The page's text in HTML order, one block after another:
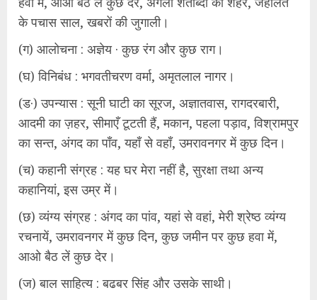
के पचास साल, खबरों की जुगाली।
(ग) आलोचना : अज्ञेय · कुछ रंग और कुछ राग।
(घ) विनिबंध : भगवतीचरण वर्मा, अमृतलाल नागर।
(ड·) उपन्यास : सूनी घाटी का सूरज, अज्ञातवास, रागदरबारी,
आदमी का ज़हर, सीमाएँ टूटती हैं, मकान, पहला पड़ाव, विश्रामपुर
का सन्त, अंगद का पाँव, यहाँ से वहाँ, उमरावनगर में कुछ दिन।
(च) कहानी संग्रह : यह घर मेरा नहीं है, सुरक्षा तथा अन्य
कहानियां, इस उम्र में।
(छ) व्यंग्य संग्रह : अंगद का पांव, यहां से वहां, मेरी श्रेष्ठ व्यंग्य
रचनायें, उमरावनगर में कुछ दिन, कुछ जमीन पर कुछ हवा में,
आओ बैठ लें कुछ देर।
(ज) बाल साहित्य : बढबर सिंह और उसके साथी।